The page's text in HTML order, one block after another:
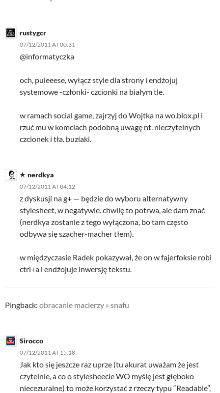
rustygcr
07/12/2011 AT 00:31
@informatyczka
och, puleeese, wyłącz style dla strony i endżojuj
systemowe -członki- czcionki na białym tle.
w ramach social game, zajrzyj do Wojtka na wo.blox.pl i
rzuć mu w komciach podobną uwagę nt. nieczytelnych
czcionek i tła. buziaki.
nerdkya
07/12/2011 AT 04:12
z dyskusji na g+ — będzie do wyboru alternatywny
stylesheet, w negatywie. chwilę to potrwa, ale dam znać
(nerdkya zostanie z tego wyłączona, bo tam często
odbywa się szacher-macher tłem).
w międzyczasie Radek pokazywał, że on w fajerfoksie robi
ctrl+a i endżojuje inwersję tekstu.
Pingback: obracanie macierzy » snafu
Sirocco
07/12/2011 AT 15:18
Jak kto się jeszcze raz uprze (tu akurat uważam że jest
czytelnie, a co o stylesheecie WO myślę jest głęboko
niecezuralne) to może korzystać z rzeczy typu “Readable”,